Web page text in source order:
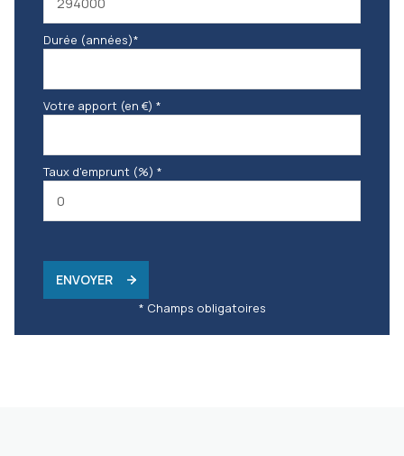
Durée (années)*
Votre apport (en €) *
Taux d'emprunt (%) *
ENVOYER
* Champs obligatoires